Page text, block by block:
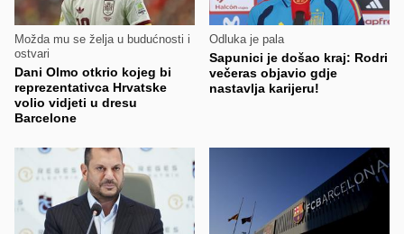
Možda mu se želja u budućnosti i
ostvari
Dani Olmo otkrio kojeg bi
reprezentativca Hrvatske
volio vidjeti u dresu
Barcelone
Odluka je pala
Sapunici je došao kraj: Rodri
večeras objavio gdje
nastavlja karijeru!